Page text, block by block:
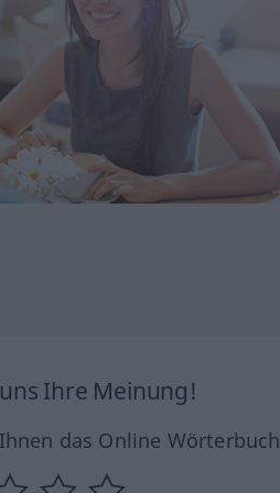
Ihre Meinung!
das Online